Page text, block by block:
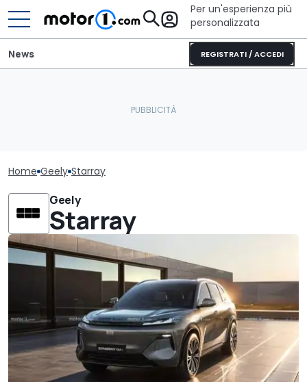
Per un'esperienza più
personalizzata
REGISTRATI / ACCEDI
News
Home Geely Starray
Geely
Starray